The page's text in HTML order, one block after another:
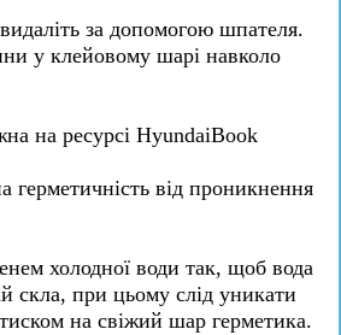
за допомогою шпателя.
у клейовому шарі навколо
на ресурсі HyundaiBook
герметичність від проникнення
холодної води так, щоб вода
скла, при цьому слід уникати
на свіжий шар герметика.